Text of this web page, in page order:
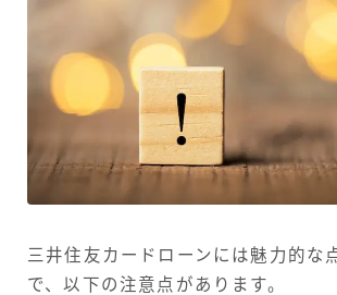
三井住友カードローンには魅力的な
で、以下の注意点があります。